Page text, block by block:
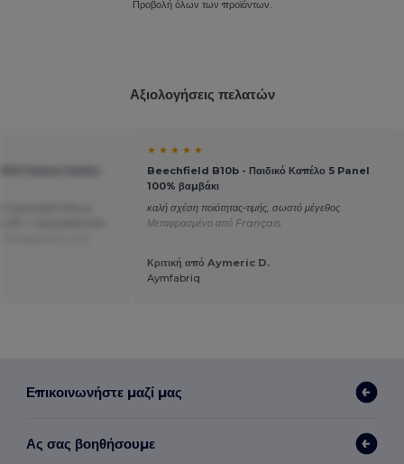
Προβολή όλων των προϊόντων.
Αξιολογήσεις πελατών
★ ★ ★ ★ ★
Beechfield B10b - Παιδικό Καπέλο 5 Panel
100% βαμβάκι
καλή σχέση ποιότητας-τιμής, σωστό μέγεθος
Μεταφρασμένο από Français
Κριτική από Aymeric D.
Aymfabriq
Επικοινωνήστε μαζί μας
Ας σας βοηθήσουμε